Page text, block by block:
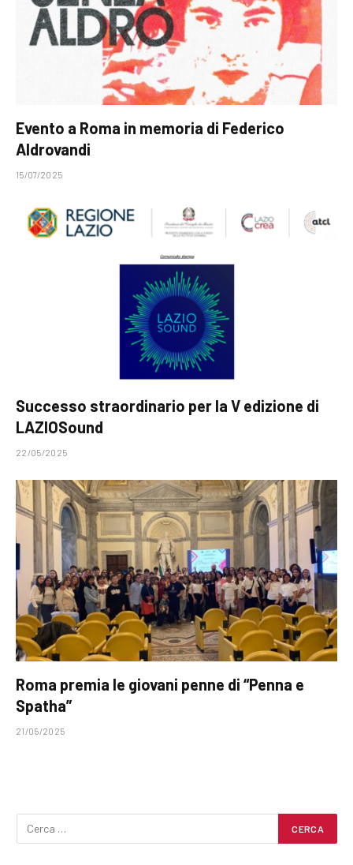
Evento a Roma in memoria di Federico
Aldrovandi
15/07/2025
Successo straordinario per la V edizione di
LAZIOSound
22/05/2025
Roma premia le giovani penne di “Penna e
Spatha”
21/05/2025